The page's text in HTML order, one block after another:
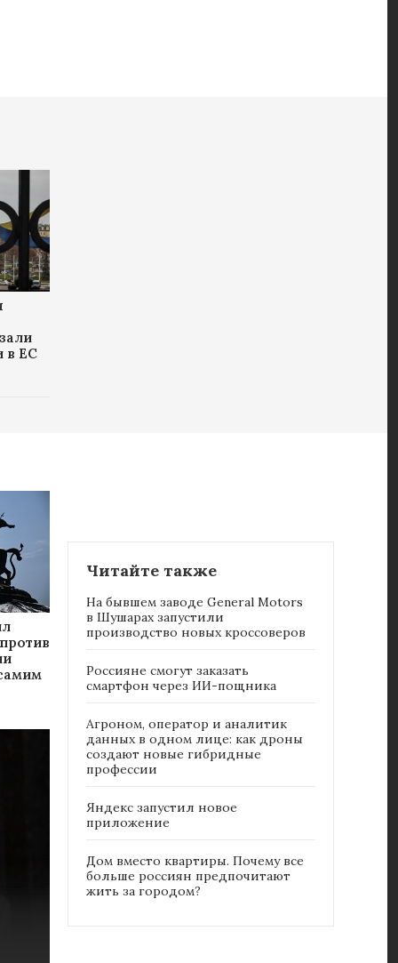
в ЕС
Читайте также
На бывшем заводе General Motors
в Шушарах запустили
производство новых кроссоверов
Россияне cмогут заказать
смартфон через ИИ-пощника
Агроном, оператор и аналитик
данных в одном лице: как дроны
создают новые гибридные
профессии
Яндекс запустил новое
приложение
Дом вместо квартиры. Почему все
больше россиян предпочитают
жить за городом?